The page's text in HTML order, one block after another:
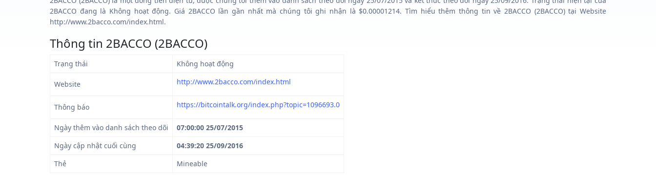
2BACCO đang là Không hoạt động. Giá 2BACCO lần gần nhất mà chúng tôi ghi nhận là $0.00001214. Tìm hiểu thêm thông tin về 2BACCO (2BACCO) tại Website
http://www.2bacco.com/index.html.
Thông tin 2BACCO (2BACCO)
Trạng thái Không hoạt động
Website http://www.2bacco.com/index.html
Thông báo https://bitcointalk.org/index.php?topic=1096693.0
Ngày thêm vào danh sách theo dõi
07:00:00 25/07/2015
Ngày cập nhật cuối cùng
04:39:20 25/09/2016
Thẻ
Mineable